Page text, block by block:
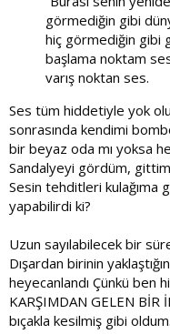
görmediğin gibi
hiç görmediğin gibi
başlama noktam
varış noktan ses.
Ses tüm hiddetiyle yok
sonrasında kendimi
bir beyaz oda mı yoksa
Sandalyeyi gördüm,
Sesin tehditleri kulağıma
yapabilirdi ki?
Uzun sayılabilecek bir
Dışardan birinin
heyecanlandı Çünkü ben
KARŞIMDAN GELEN BİR
bıçakla kesilmiş gibi